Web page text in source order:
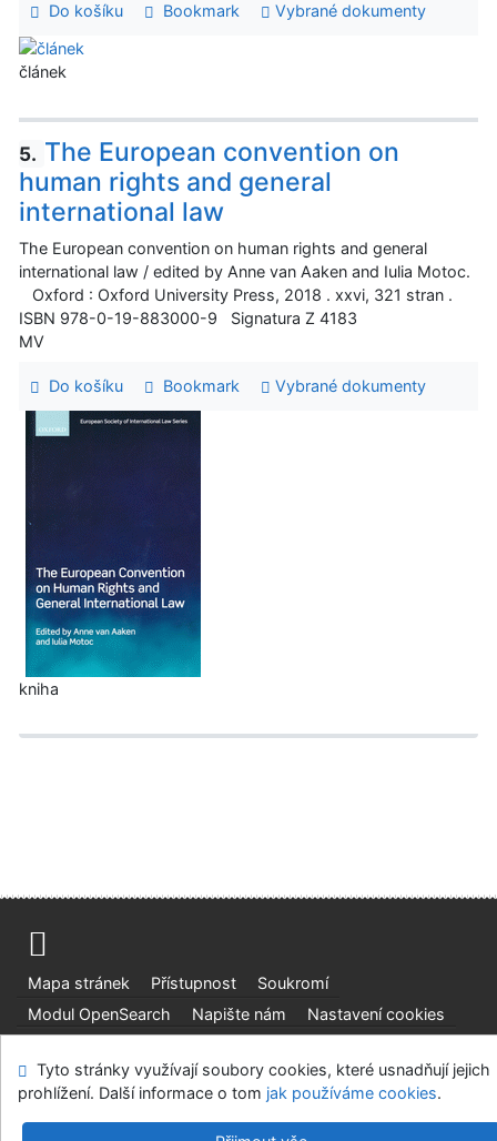
Do košíku Bookmark Vybrané dokumenty
článek
5. The European convention on
human rights and general
international law
The European convention on human rights and general
international law / edited by Anne van Aaken and Iulia Motoc.
Oxford : Oxford University Press, 2018 . xxvi, 321 stran .
ISBN 978-0-19-883000-9 Signatura Z 4183
MV
Do košíku Bookmark Vybrané dokumenty
kniha
Mapa stránek Přístupnost
Soukromí
Modul OpenSearch
Napište nám Nastavení cookies
Ústavní soud, IČO: 48513687, se sídlem Joštova 625/8,
660 83 Brno
©1993-2026IPACv.4.8.63a-Cosmotron Bohemia, s.r.o.
Tyto stránky využívají soubory cookies, které usnadňují jejich
prohlížení. Další informace o tom jak používáme cookies.